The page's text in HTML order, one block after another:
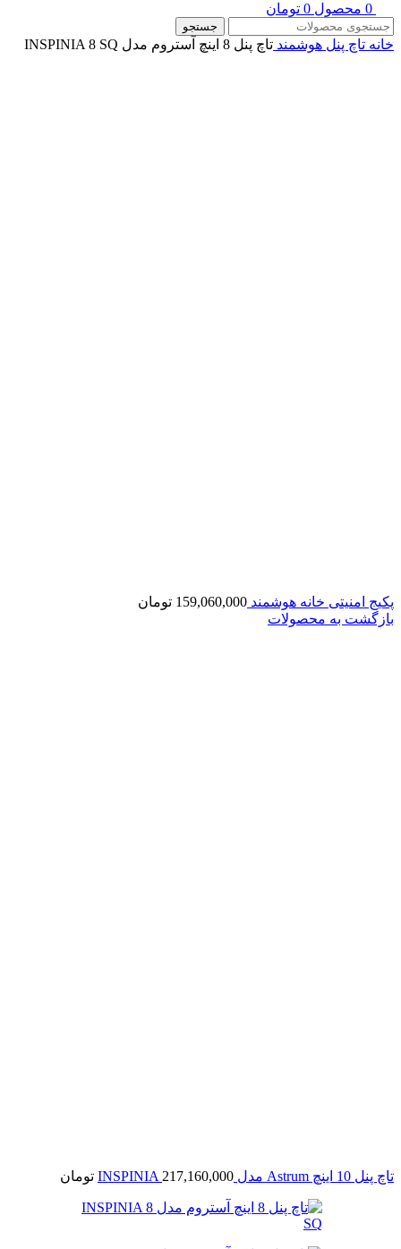
0 محصول 0 تومان
جستجو
خانه تاچ پنل هوشمند تاچ پنل 8 اینچ آستروم مدل INSPINIA 8 SQ
پکیج امنیتی خانه هوشمند 159,060,000 تومان
بازگشت به محصولات
تاچ پنل 10 اینچ Astrum مدل INSPINIA 217,160,000 تومان